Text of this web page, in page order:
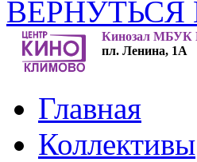
Кинозал
пл. Ленина, 1А
Главная
Коллективы